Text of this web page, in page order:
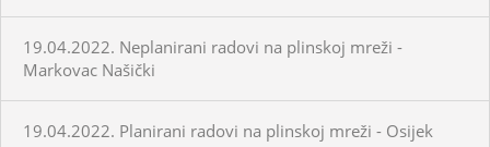
19.04.2022. Neplanirani radovi na plinskoj mreži -
Markovac Našički
19.04.2022. Planirani radovi na plinskoj mreži - Osijek